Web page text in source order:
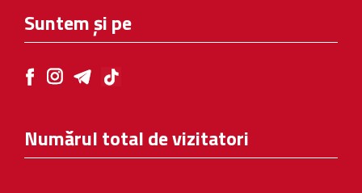
Suntem și pe
Numărul total de vizitatori